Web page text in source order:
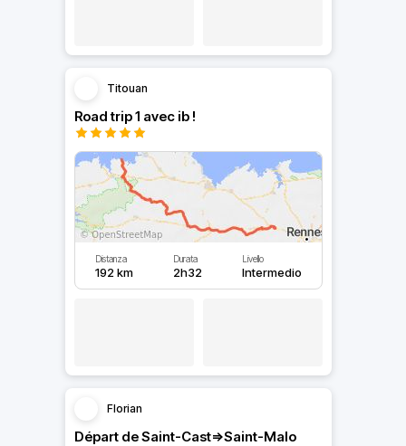
Titouan
Road trip 1 avec ib !
Distanza
192 km
Durata
2h32
Livello
Intermedio
Florian
Départ de Saint-Cast=>Saint-Malo